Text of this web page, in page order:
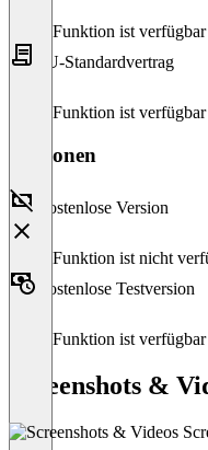
Diese Funktion ist verfügbar
EU-Standardvertrag
Diese Funktion ist verfügbar
Versionen
Kostenlose Version
Diese Funktion ist nicht
Kostenlose Testversion
Diese Funktion ist verfügbar
Screenshots &